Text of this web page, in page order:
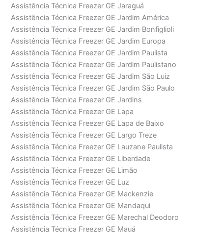
Assistência Técnica Freezer GE Jaraguá
Assistência Técnica Freezer GE Jardim América
Assistência Técnica Freezer GE Jardim Bonfiglioli
Assistência Técnica Freezer GE Jardim Europa
Assistência Técnica Freezer GE Jardim Paulista
Assistência Técnica Freezer GE Jardim Paulistano
Assistência Técnica Freezer GE Jardim São Luiz
Assistência Técnica Freezer GE Jardim São Paulo
Assistência Técnica Freezer GE Jardins
Assistência Técnica Freezer GE Lapa
Assistência Técnica Freezer GE Lapa de Baixo
Assistência Técnica Freezer GE Largo Treze
Assistência Técnica Freezer GE Lauzane Paulista
Assistência Técnica Freezer GE Liberdade
Assistência Técnica Freezer GE Limão
Assistência Técnica Freezer GE Luz
Assistência Técnica Freezer GE Mackenzie
Assistência Técnica Freezer GE Mandaqui
Assistência Técnica Freezer GE Marechal Deodoro
Assistência Técnica Freezer GE Mauá